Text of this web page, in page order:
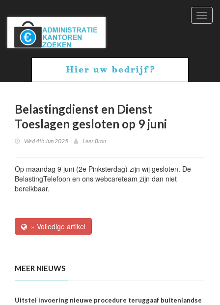
Belastingdienst en Dienst
Toeslagen gesloten op 9 juni
Wed 4th Jun 2025 Lees Bron
Op maandag 9 juni (2e Pinksterdag) zijn wij gesloten. De
BelastingTelefoon en ons webcareteam zijn dan niet
bereikbaar.
» Volledige artikel
MEER NIEUWS
Uitstel invoering nieuwe procedure teruggaaf buitenlandse